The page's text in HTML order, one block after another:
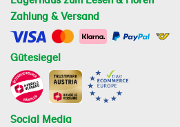
Zahlung & Versand
Gütesiegel
Social Media